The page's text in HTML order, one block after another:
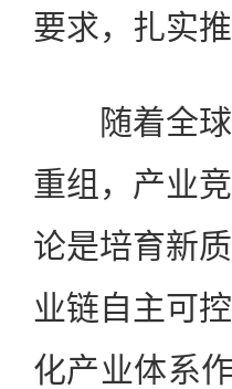
要求，扎实
随着全球
重组，产业
论是培育新
业链自主可
化产业体系